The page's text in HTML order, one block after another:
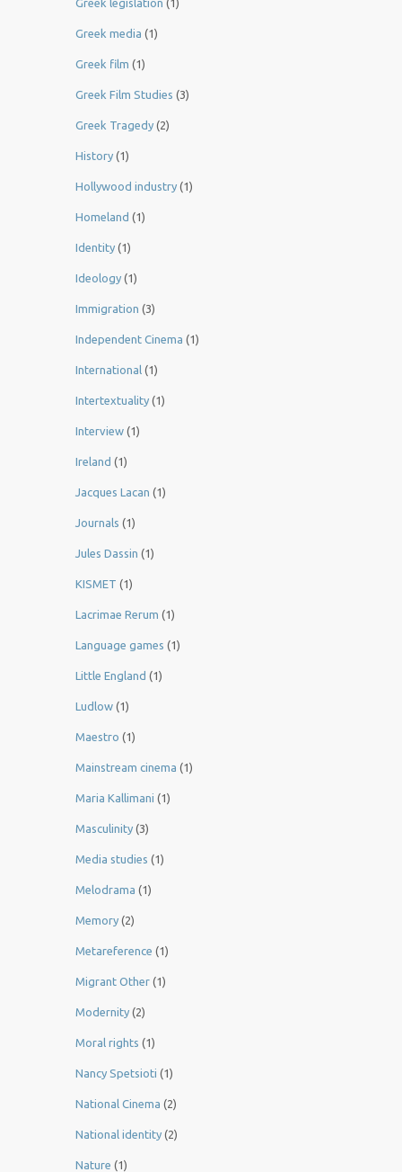
Greek media (1)
Greek film (1)
Greek Film Studies (3)
Greek Tragedy (2)
History (1)
Hollywood industry (1)
Homeland (1)
Identity (1)
Ideology (1)
Immigration (3)
Independent Cinema (1)
International (1)
Intertextuality (1)
Interview (1)
Ireland (1)
Jacques Lacan (1)
Journals (1)
Jules Dassin (1)
KISMET (1)
Lacrimae Rerum (1)
Language games (1)
Little England (1)
Ludlow (1)
Maestro (1)
Mainstream cinema (1)
Maria Kallimani (1)
Masculinity (3)
Media studies (1)
Melodrama (1)
Memory (2)
Metareference (1)
Migrant Other (1)
Modernity (2)
Moral rights (1)
Nancy Spetsioti (1)
National Cinema (2)
National identity (2)
Nature (1)